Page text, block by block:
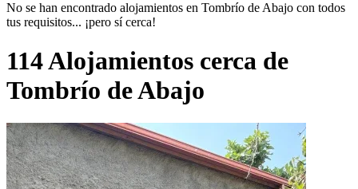
No se han encontrado alojamientos en Tombrío de Abajo con todos
tus requisitos... ¡pero sí cerca!
114 Alojamientos cerca de
Tombrío de Abajo